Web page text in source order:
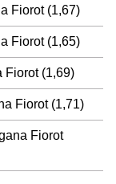
Fiorot (1,67)
Fiorot (1,65)
Fiorot (1,69)
Fiorot (1,71)
Fiorot